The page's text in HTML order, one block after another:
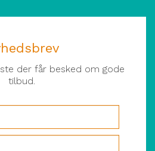
der får besked om gode
tilbud.